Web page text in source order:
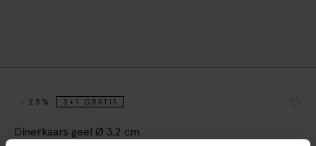
- 25% 3+1 GRATIS
Dinerkaars geel Ø 3.2 cm